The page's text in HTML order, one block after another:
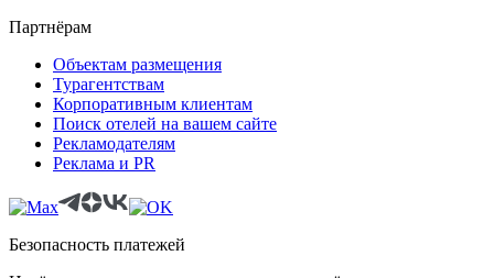
Партнёрам
Объектам размещения
Турагентствам
Корпоративным клиентам
Поиск отелей на вашем сайте
Рекламодателям
Реклама и PR
Безопасность платежей